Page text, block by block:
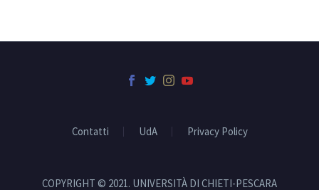
Contatti UdA Privacy Policy
COPYRIGHT © 2021. UNIVERSITÀ DI CHIETI-PESCARA